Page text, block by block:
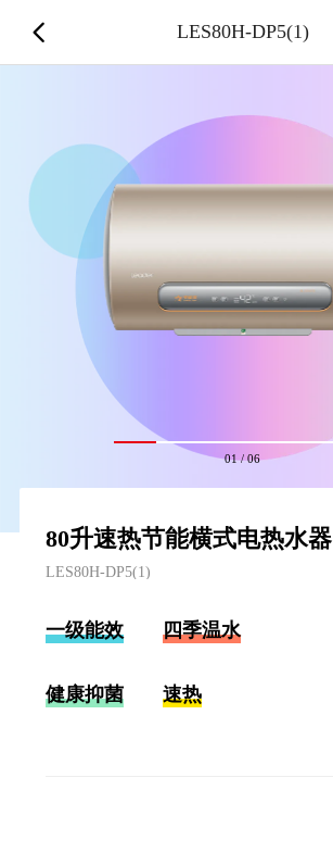
01/06
80升速热节能横式电热水器
LES80H-DP5(1)
一级能效 四季温水
健康抑菌 速热
LES80H-DP5(1)